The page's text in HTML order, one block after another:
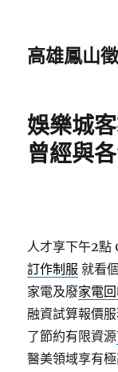
高雄鳳山
娛樂城
曾經與
人才享下午2點
訂作制服 就看
家電及廢家電
融資試算報價
了節約有限資源
醫美領域享有